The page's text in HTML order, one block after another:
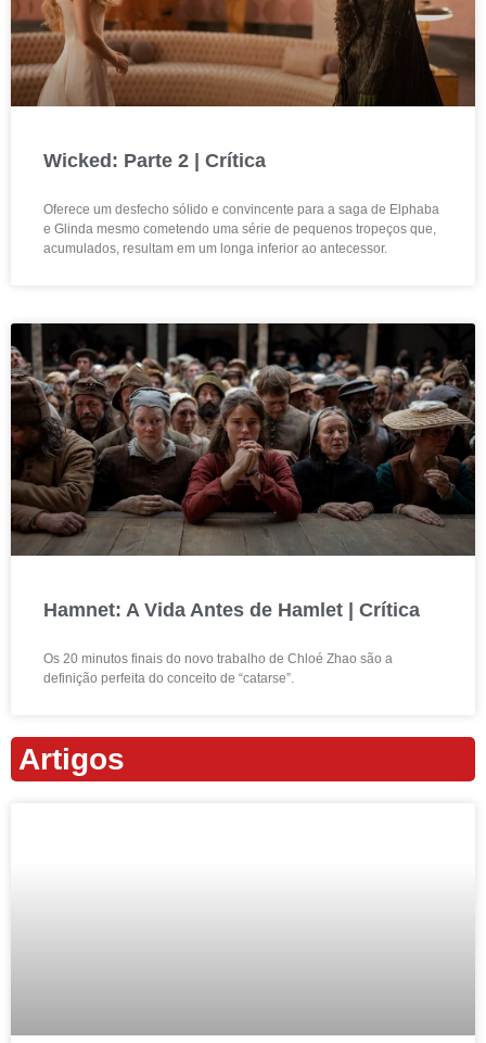
Wicked: Parte 2 | Crítica
Oferece um desfecho sólido e convincente para a saga de Elphaba
e Glinda mesmo cometendo uma série de pequenos tropeços que,
acumulados, resultam em um longa inferior ao antecessor.
Hamnet: A Vida Antes de Hamlet | Crítica
Os 20 minutos finais do novo trabalho de Chloé Zhao são a
definição perfeita do conceito de “catarse”.
Artigos